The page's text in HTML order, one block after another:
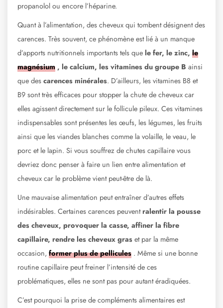
propanolol ou encore l’héparine.
Quant à l’alimentation, des cheveux qui tombent désignent des
carences. Très souvent, ce phénomène est lié à un manque
d’apports nutritionnels importants tels que le fer, le zinc, le
magnésium , le calcium, les vitamines du groupe B ainsi
que des carences minérales. D’ailleurs, les vitamines B8 et
B9 sont très efficaces pour stopper la chute de cheveux car
elles agissent directement sur le follicule pileux. Ces vitamines
indispensables sont présentes les œufs, les légumes, les fruits
ainsi que les viandes blanches comme la volaille, le veau, le
porc et le lapin. Si vous souffrez de chutes capillaire vous
devriez donc penser à faire un lien entre alimentation et
cheveux car le problème vient peut-être de là.
Une mauvaise alimentation peut entraîner d’autres effets
indésirables. Certaines carences peuventralentir la pousse
des cheveux, provoquer la casse, affiner la fibre
capillaire, rendre les cheveux gras et par la même
occasion, former plus de pellicules . Même si une bonne
routine capillaire peut freiner l’intensité de ces
problématiques, elles ne sont pas pour autant éradiquées.
C’est pourquoi la prise de compléments alimentaires est